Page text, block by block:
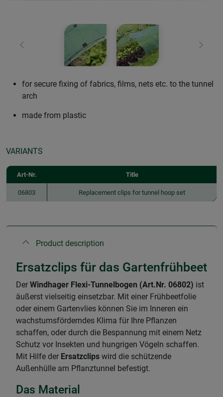
Previous Next
for secure fixing of fabrics, films, nets etc. to the tunnel
arch
made from plastic
VARIANTS
Art-Nr. Title
06803 Replacement clips for tunnel hoop set
Product description
Ersatzclips für das Gartenfrühbeet
Der Windhager Flexi-Tunnelbogen (Art.Nr. 06802) ist
äußerst vielseitig einsetzbar. Mit einer Frühbeetfolie
oder einem Gartenvlies können Sie im Inneren ein
wachstumsförderndes Klima für Ihre Pflanzen
schaffen, oder durch die Bespannung mit einem Netz
Schutz vor Insekten und hungrigen Vögeln schaffen.
Mit Hilfe der Ersatzclips wird die schützende
Außenhülle am Pflanztunnel befestigt.
Das Material